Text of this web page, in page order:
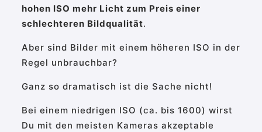
hohen ISO mehr Licht zum Preis einer
schlechteren Bildqualität.
Aber sind Bilder mit einem höheren ISO in der
Regel unbrauchbar?
Ganz so dramatisch ist die Sache nicht!
Bei einem niedrigen ISO (ca. bis 1600) wirst
Du mit den meisten Kameras akzeptable